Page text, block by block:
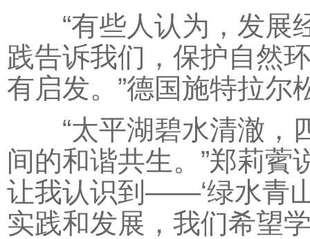
“有些人认为，发展
践告诉我们，保护自然
有启发。”德国施特拉尔
“太平湖碧水清澈，
间的和谐共生。”郑莉薲
让我认识到——‘绿水青
实践和发展，我们希望